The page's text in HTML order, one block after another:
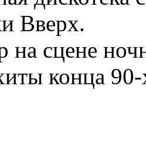
Вверх.
на сцене
конца